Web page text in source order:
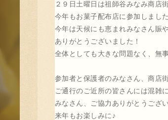
２９日土曜日は祖師谷みなみ商店
今年もお菓子配布店に参加しました
今年は天候にも恵まれみなさん賑
ありがとうございました！
全体としても大きな問題なく、無
参加者と保護者のみなさん、商店
ご通行のご近所の皆さんには混雑
みなさん、ご協力ありがとうござい
来年もお楽しみに♪